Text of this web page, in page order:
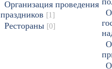
Организация проведения
праздников [1]
Рестораны [0]